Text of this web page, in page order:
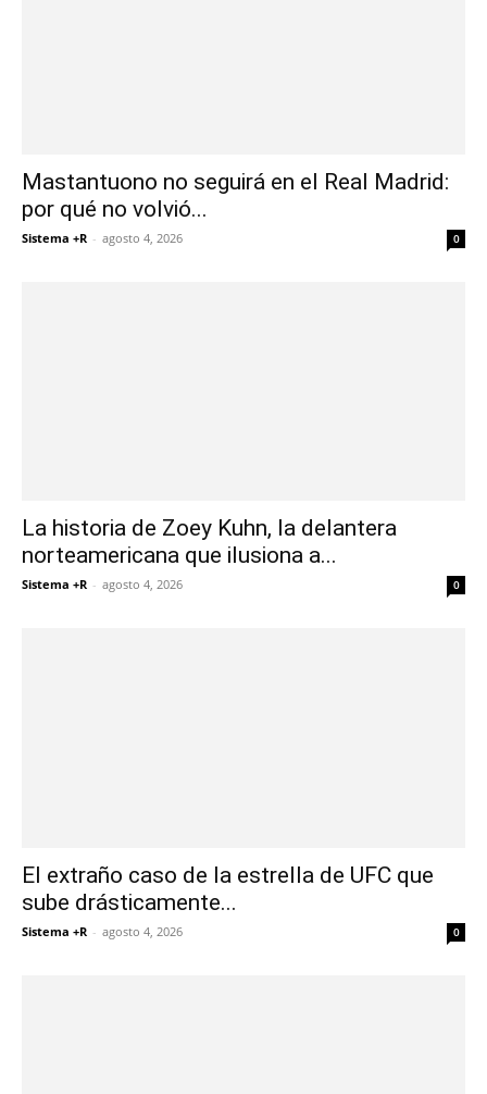
Mastantuono no seguirá en el Real Madrid:
por qué no volvió...
Sistema +R - agosto 4, 2026 0
La historia de Zoey Kuhn, la delantera
norteamericana que ilusiona a...
Sistema +R - agosto 4, 2026 0
El extraño caso de la estrella de UFC que
sube drásticamente...
Sistema +R - agosto 4, 2026 0